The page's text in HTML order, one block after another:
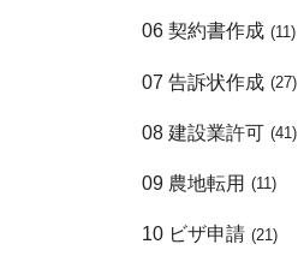
06 契約書作成 (11)
07 告訴状作成 (27)
08 建設業許可 (41)
09 農地転用 (11)
10 ビザ申請 (21)